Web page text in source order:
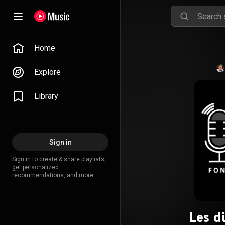
Home
Explore
Library
Sign in
Sign in to create & share playlists,
get personalized
recommendations, and more.
Les